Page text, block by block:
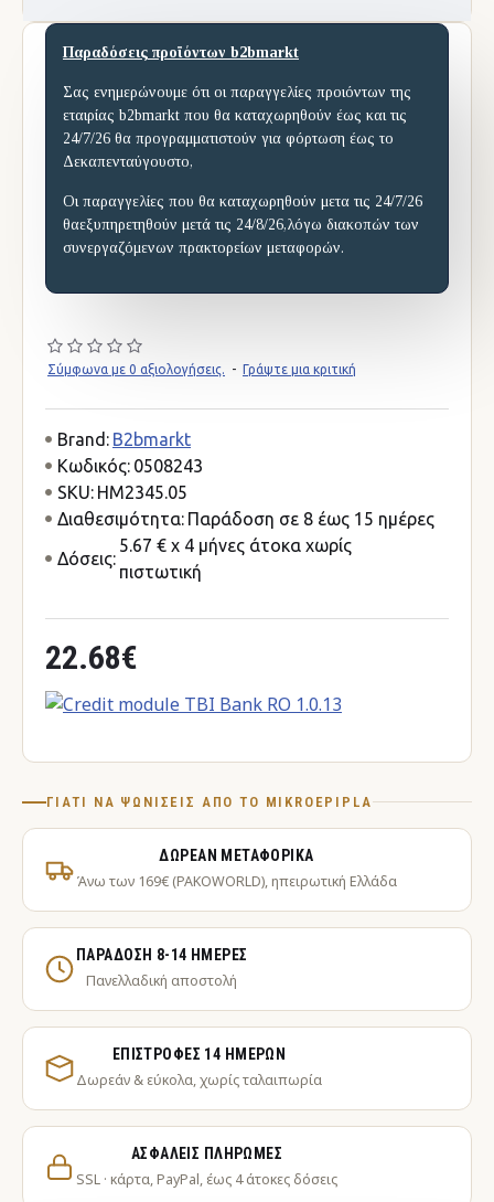
Παραδόσεις προϊόντων b2bmarkt
Σας ενημερώνουμε ότι οι παραγγελίες προιόντων της
εταιρίας b2bmarkt που θα καταχωρηθούν έως και τις
24/7/26 θα προγραμματιστούν για φόρτωση έως το
Δεκαπενταύγουστο,
Οι παραγγελίες που θα καταχωρηθούν μετα τις 24/7/26
θαεξυπηρετηθούν μετά τις 24/8/26,λόγω διακοπών των
συνεργαζόμενων πρακτορείων μεταφορών.
Σύμφωνα με 0 αξιολογήσεις. - Γράψτε μια κριτική
22.68€
Brand: B2bmarkt
Κωδικός: 0508243
SKU: HM2345.05
Διαθεσιμότητα: Παράδοση σε 8 έως 15 ημέρες
Δόσεις:
5.67 € x 4 μήνες άτοκα χωρίς
πιστωτική
ΓΙΑΤΊ ΝΑ ΨΩΝΊΣΕΙΣ ΑΠΌ ΤΟ MIKROEPIPLA
ΔΩΡΕΆΝ ΜΕΤΑΦΟΡΙΚΆ
Άνω των 169€ (PAKOWORLD), ηπειρωτική Ελλάδα
ΠΑΡΆΔΟΣΗ 8-14 ΗΜΈΡΕΣ
Πανελλαδική αποστολή
ΕΠΙΣΤΡΟΦΈΣ 14 ΗΜΕΡΏΝ
Δωρεάν & εύκολα, χωρίς ταλαιπωρία
ΑΣΦΑΛΕΊΣ ΠΛΗΡΩΜΈΣ
SSL · κάρτα, PayPal, έως 4 άτοκες δόσεις